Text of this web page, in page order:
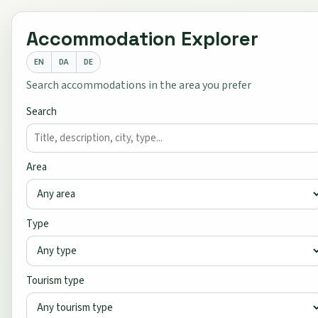
Accommodation Explorer
EN DA DE
Search accommodations in the area you prefer
Search
Area
Type
Tourism type